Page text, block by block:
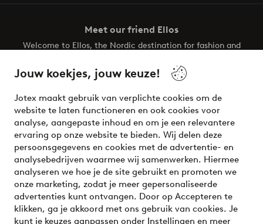
Jouw koekjes, jouw keuze!
Jotex maakt gebruik van verplichte cookies om de
website te laten functioneren en ook cookies voor
analyse, aangepaste inhoud en om je een relevantere
ervaring op onze website te bieden. Wij delen deze
persoonsgegevens en cookies met de advertentie- en
analysebedrijven waarmee wij samenwerken. Hiermee
analyseren we hoe je de site gebruikt en promoten we
onze marketing, zodat je meer gepersonaliseerde
advertenties kunt ontvangen. Door op Accepteren te
klikken, ga je akkoord met ons gebruik van cookies. Je
kunt je keuzes aanpassen onder Instellingen en meer
Meet our friend Ellos
Welcome to Ellos, the Nordic destination for fashion and
your wardrobe. Your next inspiring look is here!
Veilig betalen - Nu betalen of opsplitsen
Wil je meer weten over onze betaalopties?